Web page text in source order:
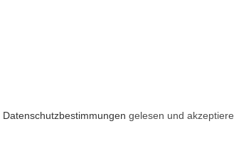
Datenschutzbestimmungen gelesen und akzeptiere